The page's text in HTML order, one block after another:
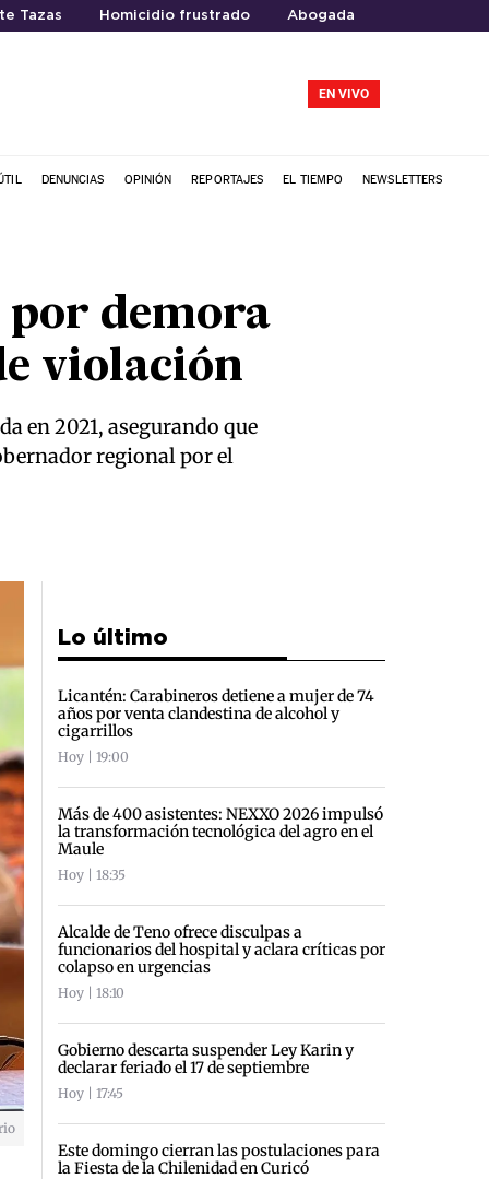
Tazas Homicidio frustrado Abogada
EN VIVO
DENUNCIAS OPINIÓN REPORTAJES EL TIEMPO NEWSLETTERS
por demora
violación
en 2021, asegurando que
regional por el
Lo último
Licantén: Carabineros detiene a mujer de 74
años por venta clandestina de alcohol y
cigarrillos
Hoy | 19:00
Más de 400 asistentes: NEXXO 2026 impulsó
la transformación tecnológica del agro en el
Maule
Hoy | 18:35
Alcalde de Teno ofrece disculpas a
funcionarios del hospital y aclara críticas por
colapso en urgencias
Hoy | 18:10
Gobierno descarta suspender Ley Karin y
declarar feriado el 17 de septiembre
Hoy | 17:45
Este domingo cierran las postulaciones para
la Fiesta de la Chilenidad en Curicó